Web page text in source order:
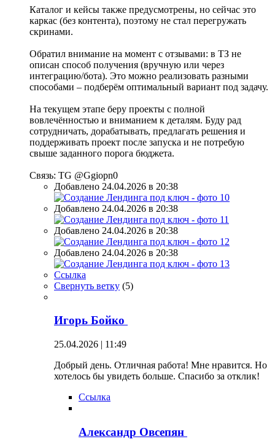
Каталог и кейсы также предусмотрены, но сейчас это
каркас (без контента), поэтому не стал перегружать
скринами.
Обратил внимание на момент с отзывами: в ТЗ не
описан способ получения (вручную или через
интеграцию/бота). Это можно реализовать разными
способами – подберём оптимальный вариант под задачу.
На текущем этапе беру проекты с полной
вовлечённостью и вниманием к деталям. Буду рад
сотрудничать, дорабатывать, предлагать решения и
поддерживать проект после запуска и не потребую
свыше заданного порога бюджета.
Связь: TG @Ggiopn0
Добавлено 24.04.2026 в 20:38
Добавлено 24.04.2026 в 20:38
Добавлено 24.04.2026 в 20:38
Добавлено 24.04.2026 в 20:38
Ссылка
Свернуть ветку (5)
Игорь Бойко
25.04.2026 | 11:49
Добрый день. Отличная работа! Мне нравится. Но
хотелось бы увидеть больше. Спасибо за отклик!
Ссылка
Александр Овсепян